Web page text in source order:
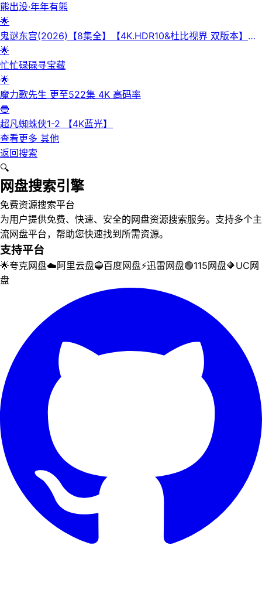
熊出没·年年有熊
🌟
鬼谜东宫(2026)【8集全】【4K.HDR10&杜比视界 双版本】
【高码率】【内封简繁英】【杜比全景声】
🌟
忙忙碌碌寻宝藏
🌟
魔力歌先生 更至522集 4K 高码率
🔵
超凡蜘蛛侠1-2 【4K蓝光】
查看更多 其他
返回搜索
🔍
网盘搜索引擎
免费资源搜索平台
为用户提供免费、快速、安全的网盘资源搜索服务。支持多个主
流网盘平台，帮助您快速找到所需资源。
支持平台
🌟夸克网盘☁️阿里云盘🔵百度网盘⚡迅雷网盘🟢115网盘🔶UC网
盘